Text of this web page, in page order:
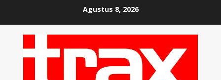
Agustus 8, 2026